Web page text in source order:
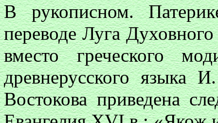
В рукописном.
переводе Луга
вместо греческого
древнерусского языка
Востокова приведена